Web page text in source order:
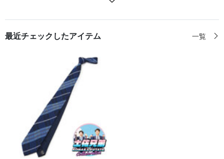
最近チェックしたアイテム 一覧